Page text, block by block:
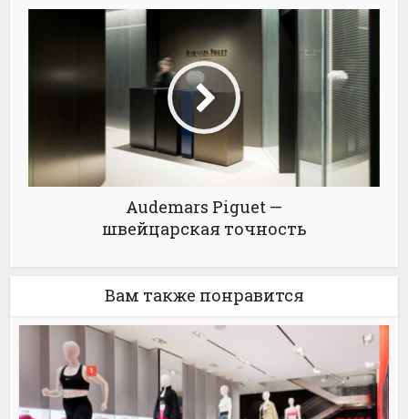
Audemars Piguet —
швейцарская точность
Вам также понравится